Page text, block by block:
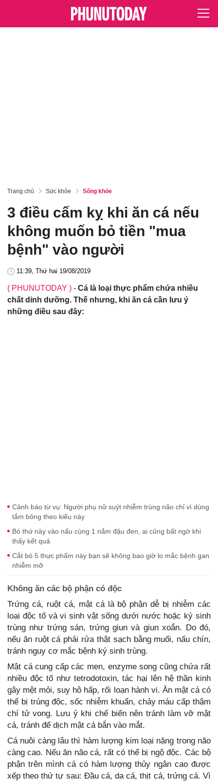
Trang chủ Sức khỏe Sống khỏe
3 điều cấm kỵ khi ăn cá nếu
không muốn bỏ tiền "mua
bệnh" vào người
11:39, Thứ hai 19/08/2019
( PHUNUTODAY ) - Cá là loại thực phẩm chứa nhiều
chất dinh dưỡng. Thế nhưng, khi ăn cá cần lưu ý
những điều sau đây:
Cảnh báo từ vụ: Người phụ nữ suýt nhiễm trùng não chỉ vì dùng
tắm bông theo kiểu này
Bỏ thứ này vào nấu cùng 1 nắm đậu đen, ai cũng bất ngờ khi
thấy kết quả
Cắt bỏ 5 thực phẩm này bạn sẽ không bao giờ lo mắc bệnh gan
nhiễm mỡ
Không ăn các bộ phận có độc
Trứng cá, ruột cá, mật cá là bộ phận dễ bị nhiễm các
loại độc tố và vi sinh vật sống dưới nước hoặc ký sinh
trùng như trứng sán, trứng giun và giun xoắn. Do đó,
nếu ăn ruột cá phải rửa thật sạch bằng muối, nấu chín,
tránh nguy cơ mắc bệnh ký sinh trùng.
Mật cá cung cấp các men, enzyme song cũng chứa rất
nhiều độc tố như tetrodotoxin, tác hại lên hệ thần kinh
gây mệt mỏi, suy hô hấp, rối loạn hành vi. Ăn mật cá có
thể bị trúng độc, sốc nhiễm khuẩn, chảy máu cấp thậm
chí tử vong. Lưu ý khi chế biến nên tránh làm vỡ mật
cá, tránh để dịch mật cá bắn vào mắt.
Cá nuôi càng lâu thì hàm lượng kim loại nặng trong não
càng cao. Nếu ăn não cá, rất có thể bị ngộ độc. Các bộ
phận trên mình cá có hàm lượng thủy ngân cao được
xếp theo thứ tự sau: Đầu cá, da cá, thịt cá, trứng cá. Vì